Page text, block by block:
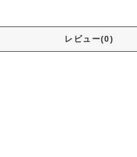
レビュー(0)